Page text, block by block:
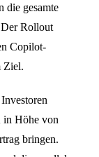
die gesamte
Rollout
Copilot-
Ziel.
in Höhe von
bringen.